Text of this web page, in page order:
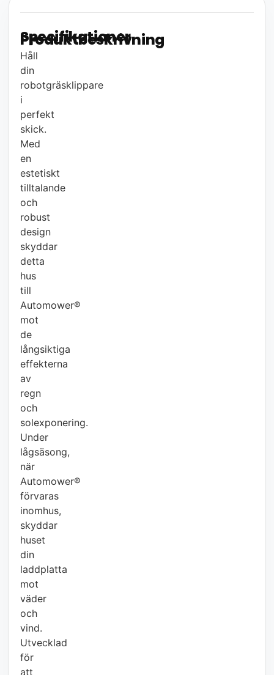
Produktbeskrivning
Håll
din
robotgräsklippare
i
perfekt
skick.
Med
en
estetiskt
tilltalande
och
robust
design
skyddar
detta
hus
till
Automower®
mot
de
långsiktiga
effekterna
av
regn
och
solexponering.
Under
lågsäsong,
när
Automower®
förvaras
inomhus,
skyddar
huset
din
laddplatta
mot
väder
och
vind.
Utvecklad
för
att
Specifikationer